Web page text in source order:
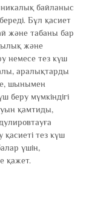
байланыс
Бұл қасиет
және табаны бар
және
немесе тез күш
аралықтарды
шынымен
беру мүмкіндігі
қамтиды,
қасиеті тез күш
үшін,
қажет.